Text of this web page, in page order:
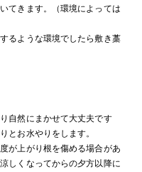
てきます。（環境によっては
るような環境でしたら敷き藁
自然にまかせて大丈夫です
とお水やりをします。
が上がり根を傷める場合があ
しくなってからの夕方以降に